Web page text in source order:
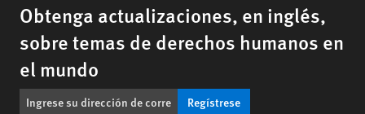
Obtenga actualizaciones, en inglés,
sobre temas de derechos humanos en
el mundo
Regístrese